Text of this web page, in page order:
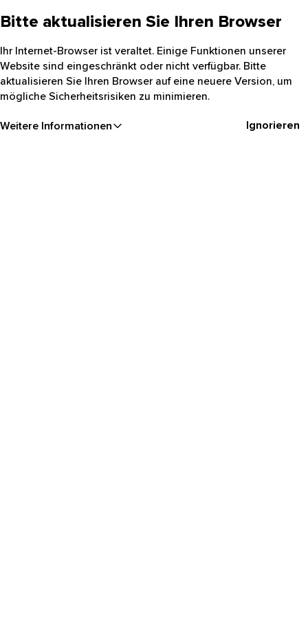
Bitte aktualisieren Sie Ihren Browser
Ihr Internet-Browser ist veraltet. Einige Funktionen unserer
Website sind eingeschränkt oder nicht verfügbar. Bitte
aktualisieren Sie Ihren Browser auf eine neuere Version, um
mögliche Sicherheitsrisiken zu minimieren.
Weitere Informationen Ignorieren